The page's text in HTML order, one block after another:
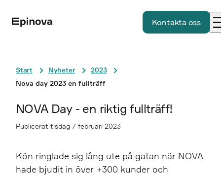
Kontakta oss
Start Nyheter
2023
Nova day 2023 en fullträff
NOVA Day - en riktig fullträff!
Publicerat tisdag 7 februari 2023
Kön ringlade sig lång ute på gatan när NOVA
hade bjudit in över +300 kunder och